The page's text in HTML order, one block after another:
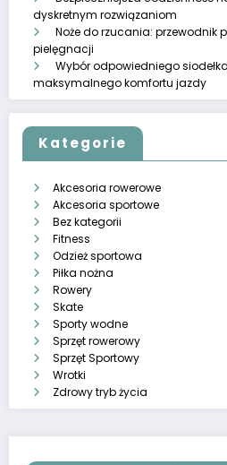
dyskretnym rozwiązaniom
Noże do rzucania: przewodnik
pielęgnacji
Wybór odpowiedniego
maksymalnego komfortu jazdy
Kategorie
Akcesoria rowerowe
Akcesoria sportowe
Bez kategorii
Fitness
Odzież sportowa
Piłka nożna
Rowery
Skate
Sporty wodne
Sprzęt rowerowy
Sprzęt Sportowy
Wrotki
Zdrowy tryb życia